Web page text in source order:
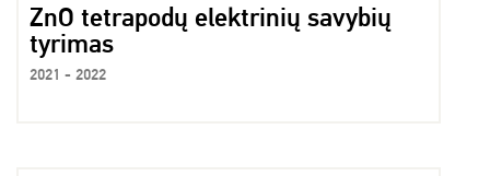
ZnO tetrapodų elektrinių savybių
tyrimas
2021 - 2022